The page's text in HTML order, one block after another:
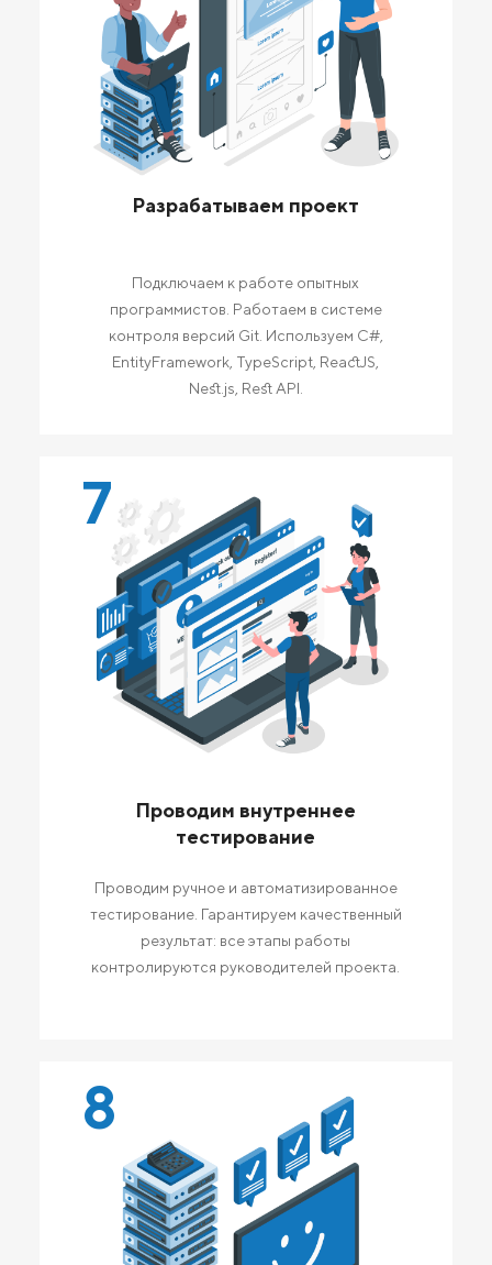
Разрабатываем проект
Подключаем к работе опытных
программистов. Работаем в системе
контроля версий Git. Используем C#,
EntityFramework, TypeScript, ReactJS,
Nest.js, Rest API.
7
Проводим внутреннее
тестирование
Проводим ручное и автоматизированное
тестирование. Гарантируем качественный
результат: все этапы работы
контролируются руководителей проекта.
8